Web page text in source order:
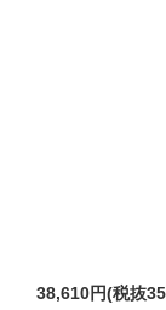
38,610円(税抜